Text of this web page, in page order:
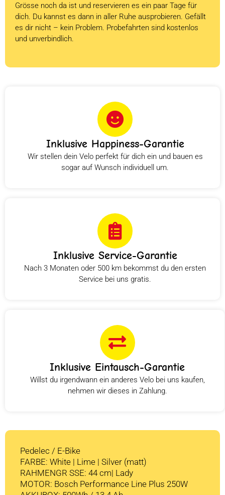
Grösse noch da ist und reservieren es ein paar Tage für
dich. Du kannst es dann in aller Ruhe ausprobieren. Gefällt
es dir nicht – kein Problem. Probefahrten sind kostenlos
und unverbindlich.
Inklusive Happiness-Garantie
Wir stellen dein Velo perfekt für dich ein und bauen es
sogar auf Wunsch individuell um.
Inklusive Service-Garantie
Nach 3 Monaten oder 500 km bekommst du den ersten
Service bei uns gratis.
Inklusive Eintausch-Garantie
Willst du irgendwann ein anderes Velo bei uns kaufen,
nehmen wir dieses in Zahlung.
Pedelec / E-Bike
FARBE: White | Lime | Silver (matt)
RAHMENGR SSE: 44 cm| Lady
MOTOR: Bosch Performance Line Plus 250W